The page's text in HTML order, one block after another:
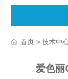
首页 >技术中
爱色丽